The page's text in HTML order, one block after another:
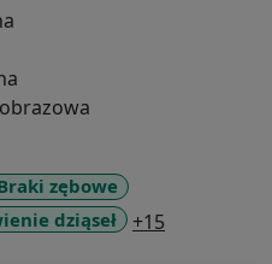
zębowe
dziąseł +15